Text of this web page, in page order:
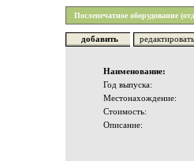
Послепечатное оборудование
добавить редактировать
Наименование:
Год выпуска:
Местонахождение:
Стоимость:
Описание: